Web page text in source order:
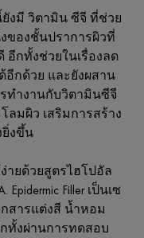
งมี วิตามิน ซีจี ที่ช่วย
ของชั้นปราการผิวที่
อีกทั้งช่วยในเรื่องลด
อีกด้วย และยังผสาน
ทำงานกับวิตามินซีจี
มผิว เสริมการสร้าง
ยิ่งขึ้น
ายด้วยสูตรไฮโปอัล
Epidermic Filler เป็นเซ
สารแต่งสี น้ำหอม
ทั้งผ่านการทดสอบ